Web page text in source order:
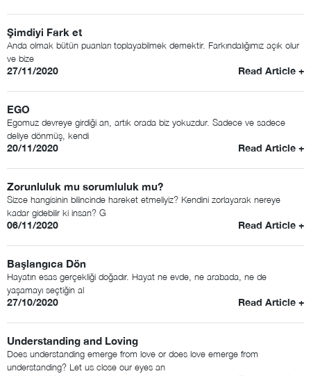
Şimdiyi Fark et
Anda olmak bütün puanları toplayabilmek demektir. Farkındalığımız açık olur
ve bize
27/11/2020 Read Article +
EGO
Egomuz devreye girdiği an, artık orada biz yokuzdur. Sadece ve sadece
deliye dönmüş, kendi
20/11/2020 Read Article +
Zorunluluk mu sorumluluk mu?
Sizce hangisinin bilincinde hareket etmeliyiz? Kendini zorlayarak nereye
kadar gidebilir ki insan? G
06/11/2020 Read Article +
Başlangıca Dön
Hayatın esas gerçekliği doğadır. Hayat ne evde, ne arabada, ne de
yaşamayı seçtiğin al
27/10/2020 Read Article +
Understanding and Loving
Does understanding emerge from love or does love emerge from
understanding? Let us close our eyes an